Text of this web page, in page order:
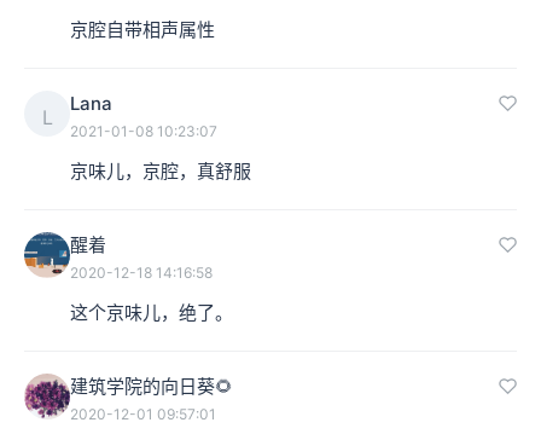
京腔自带相声属性
L
Lana
2021-01-08 10:23:07
京味儿，京腔，真舒服
醒着
2020-12-18 14:16:58
这个京味儿，绝了。
建筑学院的向日葵🌻
2020-12-01 09:57:01